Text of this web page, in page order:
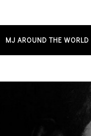
MJ AROUND THE WORLD